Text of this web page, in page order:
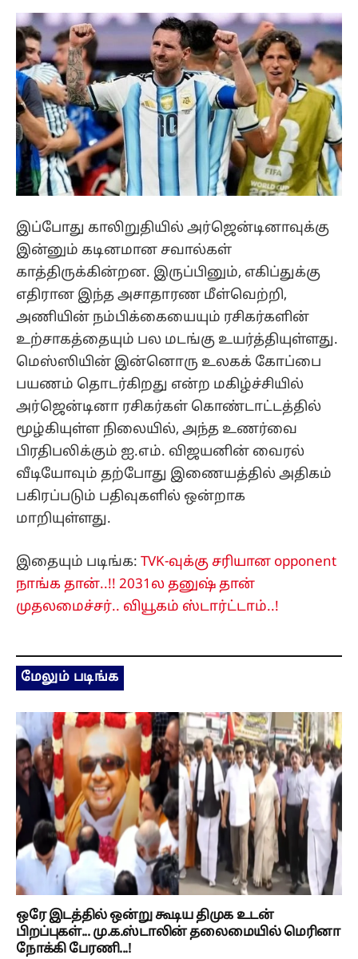
இப்போது காலிறுதியில் அர்ஜென்டினாவுக்கு
இன்னும் கடினமான சவால்கள்
காத்திருக்கின்றன. இருப்பினும், எகிப்துக்கு
எதிரான இந்த அசாதாரண மீள்வெற்றி,
அணியின் நம்பிக்கையையும் ரசிகர்களின்
உற்சாகத்தையும் பல மடங்கு உயர்த்தியுள்ளது.
மெஸ்ஸியின் இன்னொரு உலகக் கோப்பை
பயணம் தொடர்கிறது என்ற மகிழ்ச்சியில்
அர்ஜென்டினா ரசிகர்கள் கொண்டாட்டத்தில்
மூழ்கியுள்ள நிலையில், அந்த உணர்வை
பிரதிபலிக்கும் ஐ.எம். விஜயனின் வைரல்
வீடியோவும் தற்போது இணையத்தில் அதிகம்
பகிரப்படும் பதிவுகளில் ஒன்றாக
மாறியுள்ளது.
இதையும் படிங்க: TVK-வுக்கு சரியான opponent
நாங்க தான்..!! 2031ல தனுஷ் தான்
முதலமைச்சர்.. வியூகம் ஸ்டார்ட்டாம்..!
மேலும் படிங்க
ஒரே இடத்தில் ஒன்று கூடிய திமுக உடன்
பிறப்புகள்... மு.க.ஸ்டாலின் தலைமையில் மெரினா
நோக்கி பேரணி...!